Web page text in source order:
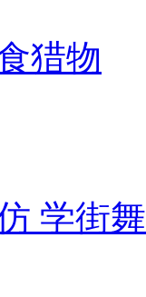
猎物
学街